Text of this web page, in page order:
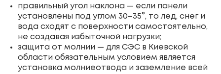
правильный угол наклона — если панели
установлены под углом 30–35°, то лед, снег и
вода сходят с поверхности самостоятельно,
не создавая избыточной нагрузки;
защита от молнии — для СЭС в Киевской
области обязательным условием является
установка молниеотвода и заземление всей